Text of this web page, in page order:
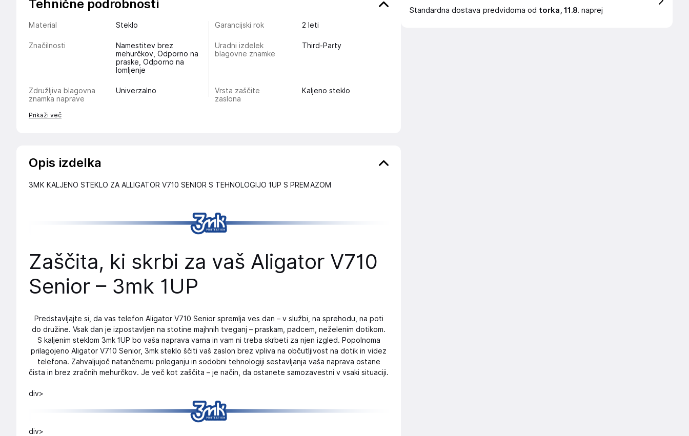
Tehnične podrobnosti
Material Steklo Garancijski rok 2 leti
Značilnosti
Namestitev brez
mehurčkov, Odporno na
praske, Odporno na
lomljenje
Uradni izdelek
blagovne znamke
Third-Party
Združljiva blagovna
znamka naprave
Univerzalno
Vrsta zaščite
zaslona
Kaljeno steklo
Prikaži več
Opis izdelka
3MK KALJENO STEKLO ZA ALLIGATOR V710 SENIOR S TEHNOLOGIJO 1UP S PREMAZOM
Zaščita, ki skrbi za vaš Aligator V710
Senior – 3mk 1UP
Predstavljajte si, da vas telefon Aligator V710 Senior spremlja ves dan – v službi, na sprehodu, na poti
do družine. Vsak dan je izpostavljen na stotine majhnih tveganj – praskam, padcem, neželenim dotikom.
S kaljenim steklom 3mk 1UP bo vaša naprava varna in vam ni treba skrbeti za njen izgled. Popolnoma
prilagojeno Aligator V710 Senior, 3mk steklo ščiti vaš zaslon brez vpliva na občutljivost na dotik in videz
telefona. Zahvaljujoč natančnemu prileganju in sodobni tehnologiji sestavljanja vaša naprava ostane
čista in brez zračnih mehurčkov. Je več kot zaščita – je način, da ostanete samozavestni v vsaki situaciji.
div>
div>
Standardna dostava predvidoma od torka, 11.8. naprej